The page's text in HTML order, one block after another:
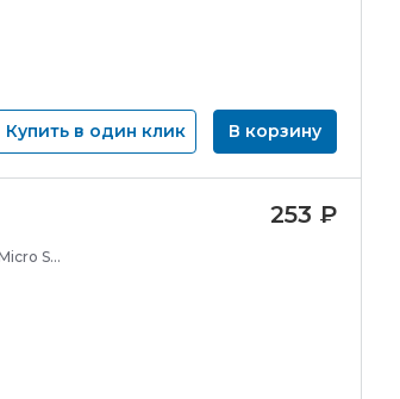
Купить в один клик В корзину
SD,;
253 ₽